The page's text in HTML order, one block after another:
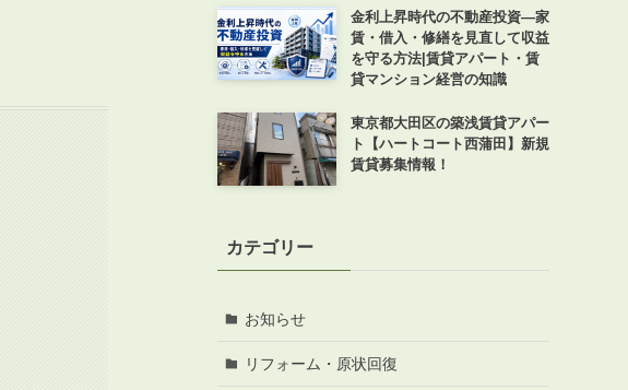
金利上昇時代の不動産投資―家
賃・借入・修繕を見直して収益
を守る方法|賃貸アパート・賃
貸マンション経営の知識
東京都大田区の築浅賃貸アパー
ト【ハートコート西蒲田】新規
賃貸募集情報！
カテゴリー
お知らせ
リフォーム・原状回復